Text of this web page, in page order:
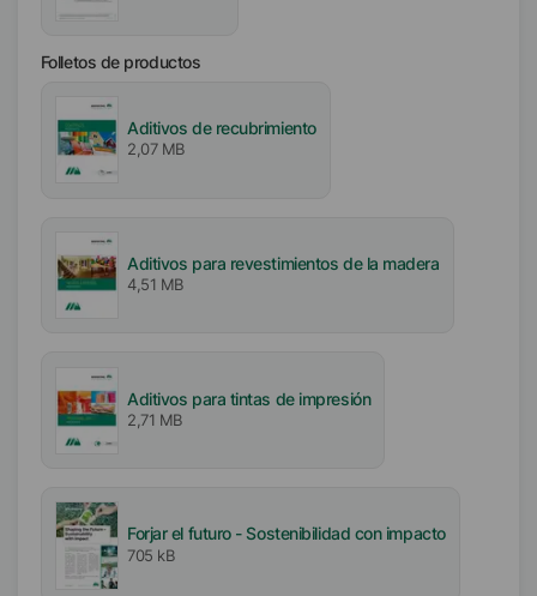
EMEA
Asia/Oceanía
Libre de
Sin aceite mineral
Libre de APE
Sin biocidas
Folletos de productos
Aditivos de recubrimiento
2,07 MB
Aditivos para revestimientos de la madera
4,51 MB
Aditivos para tintas de impresión
2,71 MB
Forjar el futuro - Sostenibilidad con impacto
705 kB